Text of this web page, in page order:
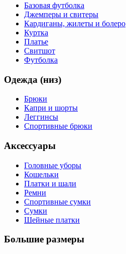
Базовая футболка
Джемперы и свитеры
Кардиганы, жилеты и болеро
Куртка
Платье
Свитшот
Футболка
Одежда (низ)
Брюки
Капри и шорты
Леггинсы
Спортивные брюки
Аксессуары
Головные уборы
Кошельки
Платки и шали
Ремни
Спортивные сумки
Сумки
Шейные платки
Большие размеры